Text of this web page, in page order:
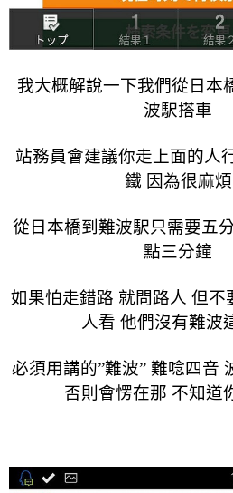
我大概解說一下我們從日本
波駅搭車
站務員會建議你走上面的人
鐵 因為很麻煩
從日本橋到難波駅只需要五
點三分鐘
如果怕走錯路 就問路人 但不
人看 他們沒有難波
必須用講的”難波” 難唸四音
否則會愣在那 不知道